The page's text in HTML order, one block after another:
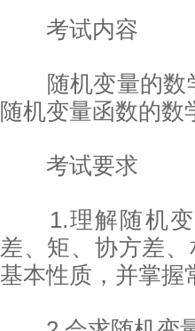
考试内容
随机变量的数学
随机变量函数的数
考试要求
1.理解随机变
差、矩、协方差
基本性质，并掌握